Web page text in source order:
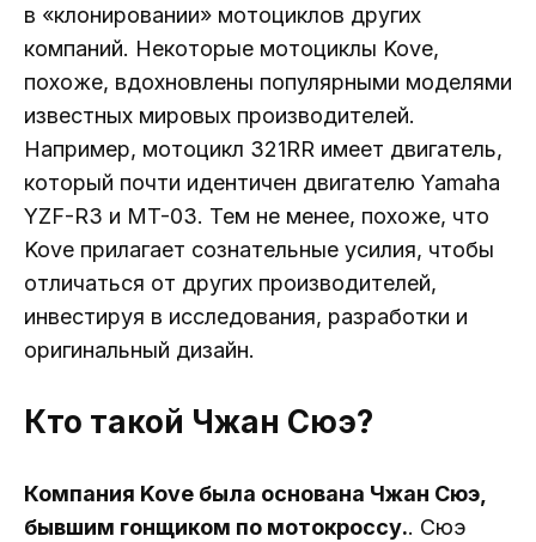
в «клонировании» мотоциклов других
компаний. Некоторые мотоциклы Kove,
похоже, вдохновлены популярными моделями
известных мировых производителей.
Например, мотоцикл 321RR имеет двигатель,
который почти идентичен двигателю Yamaha
YZF-R3 и MT-03. Тем не менее, похоже, что
Kove прилагает сознательные усилия, чтобы
отличаться от других производителей,
инвестируя в исследования, разработки и
оригинальный дизайн.
Кто такой Чжан Сюэ?
Компания Kove была основана Чжан Сюэ,
бывшим гонщиком по мотокроссу.. Сюэ